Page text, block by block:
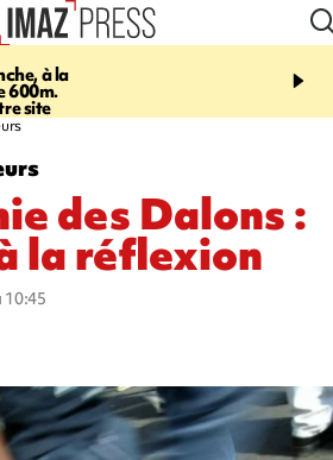
à la
600m.
site
12:10
La karavane
débarque dans les
des Dalons :
la réflexion
10:45